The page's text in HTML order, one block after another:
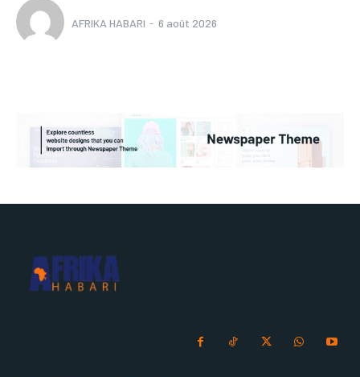
AFRIKA HABARI - 6 août 2026